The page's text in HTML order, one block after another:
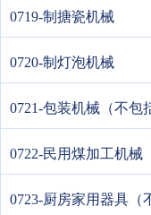
0719-制搪瓷机械
0720-制灯泡机械
0721-包装机械（不包
0722-民用煤加工机械
0723-厨房家用器具（